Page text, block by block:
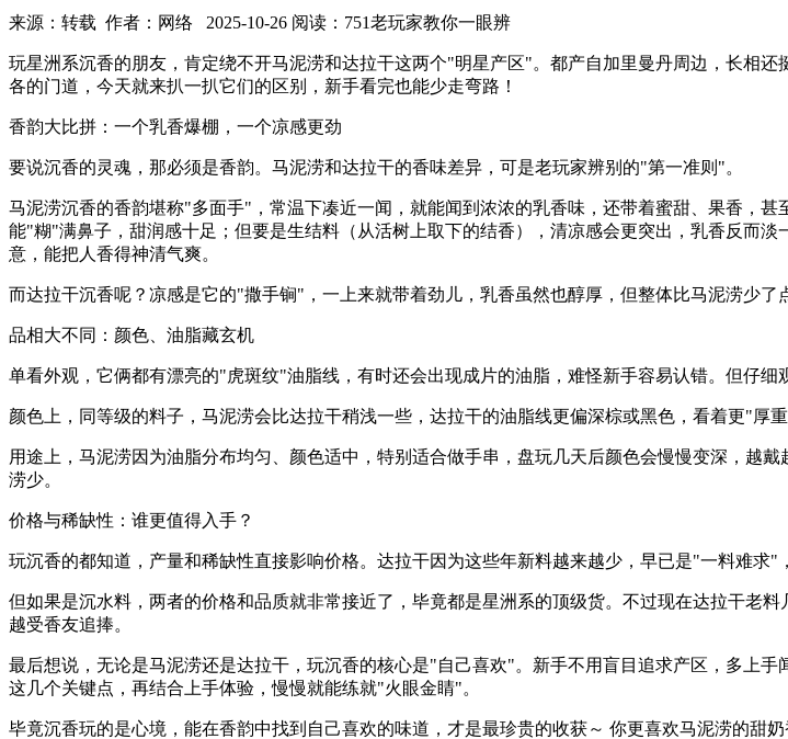
来源：转载 作者：网络 2025-10-26 阅读：751老玩家教你一眼辨
玩星洲系沉香的朋友，肯定绕不开马泥涝和达拉干这两个"明星产区"。都产自加里曼丹周边，长相
各的门道，今天就来扒一扒它们的区别，新手看完也能少走弯路！
香韵大比拼：一个乳香爆棚，一个凉感更劲
要说沉香的灵魂，那必须是香韵。马泥涝和达拉干的香味差异，可是老玩家辨别的"第一准则"。
马泥涝沉香的香韵堪称"多面手"，常温下凑近一闻，就能闻到浓浓的乳香味，还带着蜜甜、果香，
能"糊"满鼻子，甜润感十足；但要是生结料（从活树上取下的结香），清凉感会更突出，乳香反而
意，能把人香得神清气爽。
而达拉干沉香呢？凉感是它的"撒手锏"，一上来就带着劲儿，乳香虽然也醇厚，但整体比马泥涝少
品相大不同：颜色、油脂藏玄机
单看外观，它俩都有漂亮的"虎斑纹"油脂线，有时还会出现成片的油脂，难怪新手容易认错。但仔细
颜色上，同等级的料子，马泥涝会比达拉干稍浅一些，达拉干的油脂线更偏深棕或黑色，看着更"厚
用途上，马泥涝因为油脂分布均匀、颜色适中，特别适合做手串，盘玩几天后颜色会慢慢变深，越
涝少。
价格与稀缺性：谁更值得入手？
玩沉香的都知道，产量和稀缺性直接影响价格。达拉干因为这些年新料越来越少，早已是"一料难求"
但如果是沉水料，两者的价格和品质就非常接近了，毕竟都是星洲系的顶级货。不过现在达拉干老
越受香友追捧。
最后想说，无论是马泥涝还是达拉干，玩沉香的核心是"自己喜欢"。新手不用盲目追求产区，多上
这几个关键点，再结合上手体验，慢慢就能练就"火眼金睛"。
毕竟沉香玩的是心境，能在香韵中找到自己喜欢的味道，才是最珍贵的收获～ 你更喜欢马泥涝的甜